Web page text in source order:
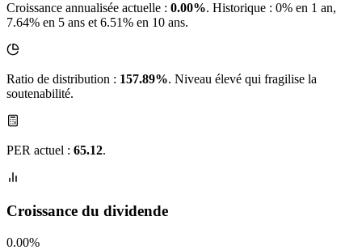
Croissance annualisée actuelle : 0.00%. Historique : 0% en 1 an,
7.64% en 5 ans et 6.51% en 10 ans.
Ratio de distribution : 157.89%. Niveau élevé qui fragilise la
soutenabilité.
PER actuel : 65.12.
Croissance du dividende
0.00%